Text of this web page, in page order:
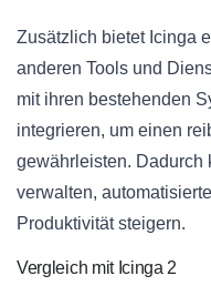
Zusätzlich bietet Icinga
anderen Tools und
mit ihren bestehenden
integrieren, um einen
gewährleisten. Dadurch
verwalten,
Produktivität steigern.
Vergleich mit Icinga 2